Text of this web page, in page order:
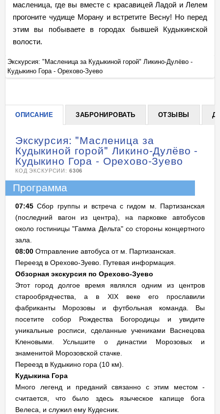
масленица, где вы вместе с красавицей Ладой и Лелем
прогоните чудище Морану и встретите Весну! Но перед
этим вы побываете в городах бывшей Кудыкинской
волости.
+
Экскурсия: "Масленица за Кудыкиной горой" Ликино-Дулёво -
Кудыкино Гора - Орехово-Зуево
ОПИСАНИЕ ЗАБРОНИРОВАТЬ ОТЗЫВЫ
Экскурсия: "Масленица за
Кудыкиной горой" Ликино-Дулёво -
Кудыкино Гора - Орехово-Зуево
КОД ЭКСКУРСИИ: 6306
Программа
07:45 Сбор группы и встреча с гидом м. Партизанская
(последний вагон из центра), на парковке автобусов
около гостиницы "Гамма Дельта" со стороны концертного
зала.
08:00 Отправление автобуса от м. Партизанская.
Переезд в Орехово-Зуево. Путевая информация.
Обзорная экскурсия по Орехово-Зуево
Этот город долгое время являлся одним из центров
старообрядчества, а в XIX веке его прославили
фабриканты Морозовы и футбольная команда. Вы
посетите собор Рождества Богородицы и увидите
уникальные росписи, сделанные учениками Васнецова
Кленовыми. Услышите о династии Морозовых и
знаменитой Морозовской стачке.
Переезд в Кудыкино гора (10 км).
Кудыкина Гора
Много легенд и преданий связанно с этим местом -
считается, что было здесь языческое капище бога
Велеса, и служил ему Кудесник.